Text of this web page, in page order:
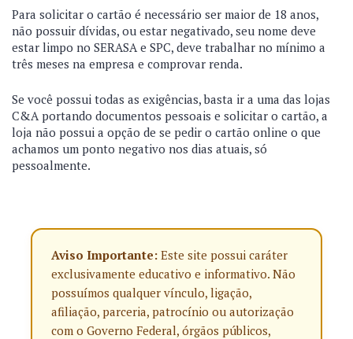
Para solicitar o cartão é necessário ser maior de 18 anos,
não possuir dívidas, ou estar negativado, seu nome deve
estar limpo no SERASA e SPC, deve trabalhar no mínimo a
três meses na empresa e comprovar renda.
Se você possui todas as exigências, basta ir a uma das lojas
C&A portando documentos pessoais e solicitar o cartão, a
loja não possui a opção de se pedir o cartão online o que
achamos um ponto negativo nos dias atuais, só
pessoalmente.
Aviso Importante: Este site possui caráter
exclusivamente educativo e informativo. Não
possuímos qualquer vínculo, ligação,
afiliação, parceria, patrocínio ou autorização
com o Governo Federal, órgãos públicos,